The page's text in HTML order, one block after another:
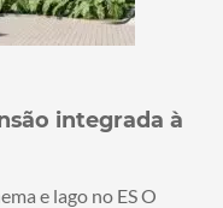
integrada à
e lago no ES O